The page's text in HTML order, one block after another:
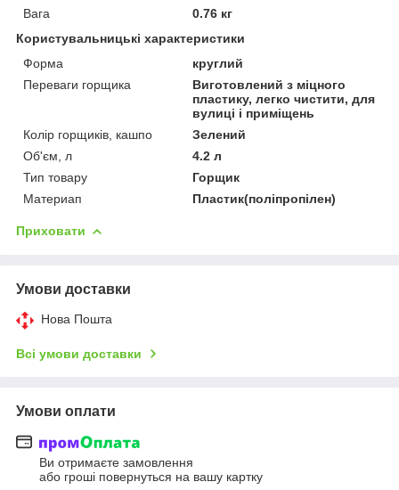
Вага
0.76 кг
Користувальницькі характеристики
Форма
круглий
Переваги горщика
Виготовлений з міцного
пластику, легко чистити, для
вулиці і приміщень
Колір горщиків, кашпо
Зелений
Об'єм, л
4.2 л
Тип товару
Горщик
Материап
Пластик(поліпропілен)
Приховати
Умови доставки
Нова Пошта
Всі умови доставки
Умови оплати
Ви отримаєте замовлення
або гроші повернуться на вашу картку